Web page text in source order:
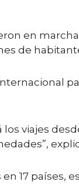
en
de
viajes
17 países,